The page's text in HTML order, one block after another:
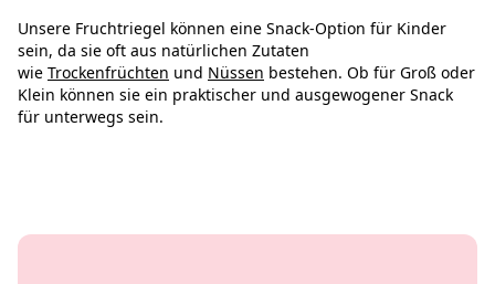
Unsere Fruchtriegel können eine Snack-Option für Kinder
sein, da sie oft aus natürlichen Zutaten
wie Trockenfrüchten und Nüssen bestehen. Ob für Groß oder
Klein können sie ein praktischer und ausgewogener Snack
für unterwegs sein.